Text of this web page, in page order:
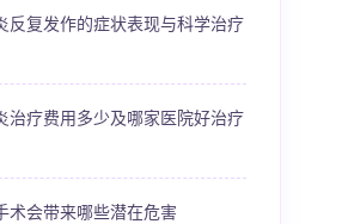
反复发作的症状表现与科学治疗
治疗费用多少及哪家医院好治疗
术会带来哪些潜在危害